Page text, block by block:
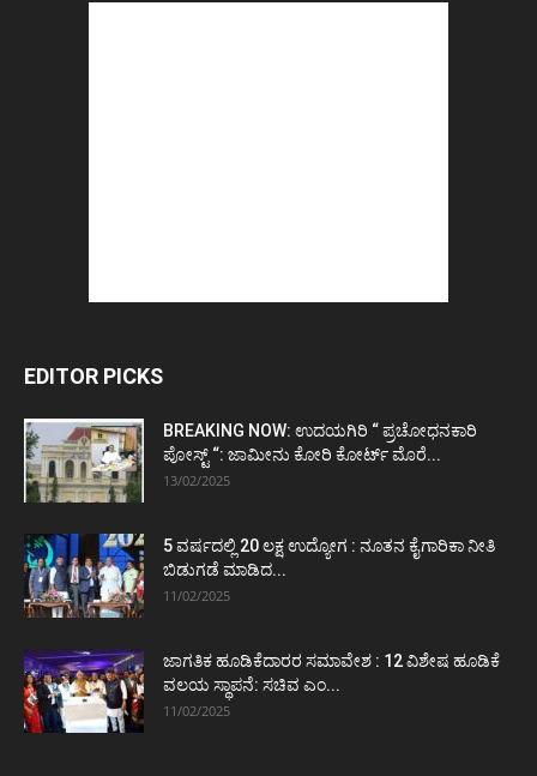
EDITOR PICKS
BREAKING NOW: ಉದಯಗಿರಿ “ ಪ್ರಚೋಧನಕಾರಿ
ಪೋಸ್ಟ್‌ “: ಜಾಮೀನು ಕೋರಿ ಕೋರ್ಟ್‌ ಮೊರೆ...
13/02/2025
5 ವರ್ಷದಲ್ಲಿ 20 ಲಕ್ಷ ಉದ್ಯೋಗ : ನೂತನ ಕೈಗಾರಿಕಾ ನೀತಿ
ಬಿಡುಗಡೆ ಮಾಡಿದ...
11/02/2025
ಜಾಗತಿಕ ಹೂಡಿಕೆದಾರರ ಸಮಾವೇಶ : 12 ವಿಶೇಷ ಹೂಡಿಕೆ
ವಲಯ ಸ್ಥಾಪನೆ: ಸಚಿವ ಎಂ...
11/02/2025